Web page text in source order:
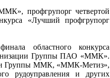
профгрупорг четвертой
«Лучший профгрупорг
областного конкурса
Группы ПАО «ММК».
Группы ММК, «ММК-Метиз»,
рудоуправления и других